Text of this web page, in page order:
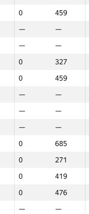
0 459
— —
— —
0 327
0 459
— —
— —
— —
0 685
0 271
0 419
0 476
— —
1